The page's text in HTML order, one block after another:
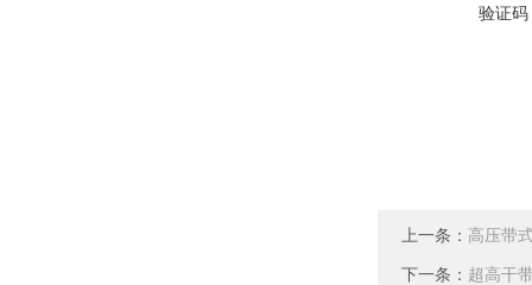
验证码
上一条： 高压带
下一条： 超高干